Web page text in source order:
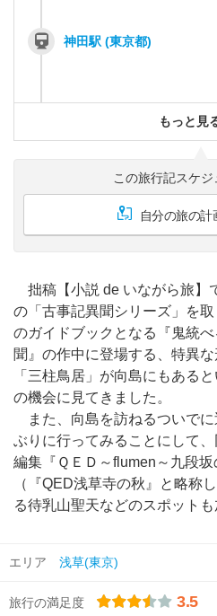
神田駅 (東京都)
もっと見
この旅行記スケジ
自分の旅の計
拙稿【小説 de いながら旅】
の「古事記異聞シリーズ」を
のガイドブックとなる『鬼統
聞』の作中に登場する、特異
「三柱鳥居」が向島にもある
の機会に見てきました。
また、向島を訪ねるついでに
ぶりに行ってみることにして
編集『ＱＥＤ～flumen～九段坂
（『QED浅草寺の秋』と略称
る待乳山聖天などのスポットも
エリア 浅草(東京)
旅行の満足度 3.5